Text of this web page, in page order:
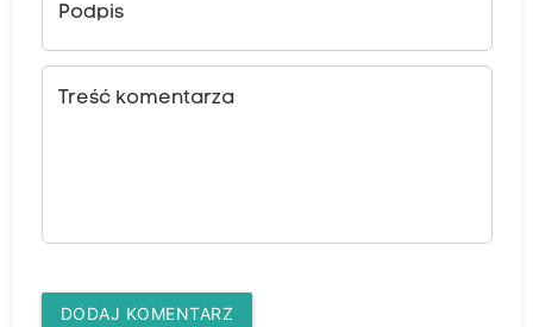
Podpis
Treść komentarza
DODAJ KOMENTARZ